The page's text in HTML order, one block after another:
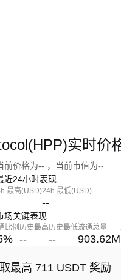
实时价
前价格为-- ，当前市值为--
近24小时表现
最高(USD)24h 最低(USD)
--
场关键表现
比例
%
历史最高
--
历史最低
--
流通总量
903.62M
最高 711 USDT 奖励